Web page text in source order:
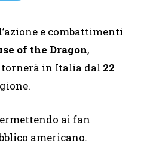
e combattimenti
of the Dragon,
tornerà in Italia dal 22
ai fan
americano.